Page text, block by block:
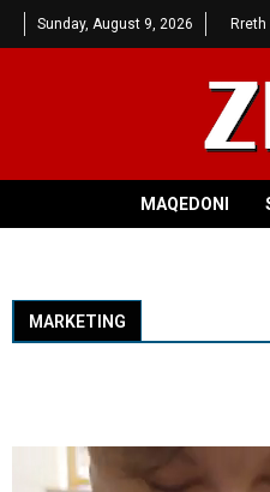
Sunday, August 9, 2026
MAQEDONI
MARKETING